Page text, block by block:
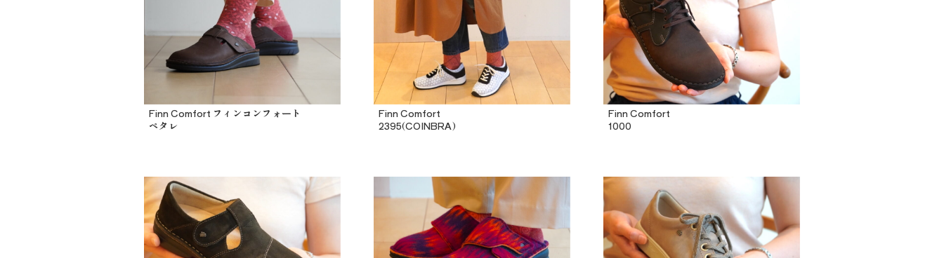
Finn Comfort フィンコンフォート
ペタレ
Finn Comfort
2395(COINBRA)
Finn Comfort
1000